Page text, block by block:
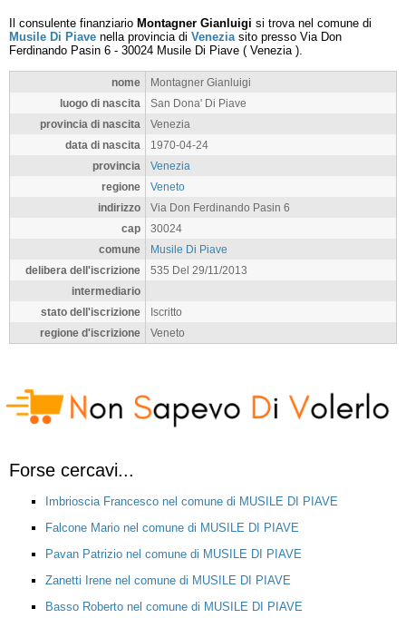
Il consulente finanziario Montagner Gianluigi si trova nel comune di
Musile Di Piave nella provincia di Veneziasito presso Via Don
Ferdinando Pasin 6 - 30024 Musile Di Piave ( Venezia).
nome
Montagner Gianluigi
luogo di nascita
San Dona' Di Piave
provincia di nascita
Venezia
data di nascita
1970-04-24
provincia
Venezia
regione
Veneto
indirizzo
Via Don Ferdinando Pasin 6
cap
30024
comune
Musile Di Piave
delibera dell'iscrizione
535 Del 29/11/2013
intermediario
stato dell'iscrizione
Iscritto
regione d'iscrizione
Veneto
Forse cercavi...
Imbrioscia Francesco nel comune di MUSILE DI PIAVE
Falcone Mario nel comune di MUSILE DI PIAVE
Pavan Patrizio nel comune di MUSILE DI PIAVE
Zanetti Irene nel comune di MUSILE DI PIAVE
Basso Roberto nel comune di MUSILE DI PIAVE